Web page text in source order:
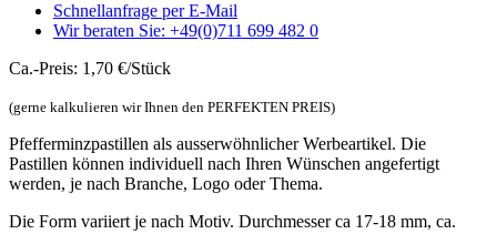
Schnellanfrage per E-Mail
Wir beraten Sie: +49(0)711 699 482 0
Ca.-Preis: 1,70 €/Stück
(gerne kalkulieren wir Ihnen den PERFEKTEN PREIS)
Pfefferminzpastillen als ausserwöhnlicher Werbeartikel. Die
Pastillen können individuell nach Ihren Wünschen angefertigt
werden, je nach Branche, Logo oder Thema.
Die Form variiert je nach Motiv. Durchmesser ca 17-18 mm, ca.